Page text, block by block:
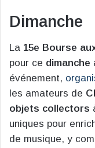
Dimanche
La 15e Bourse
pour ce dimanche
événement,
les amateurs de
objets collectors
uniques pour
de musique, y